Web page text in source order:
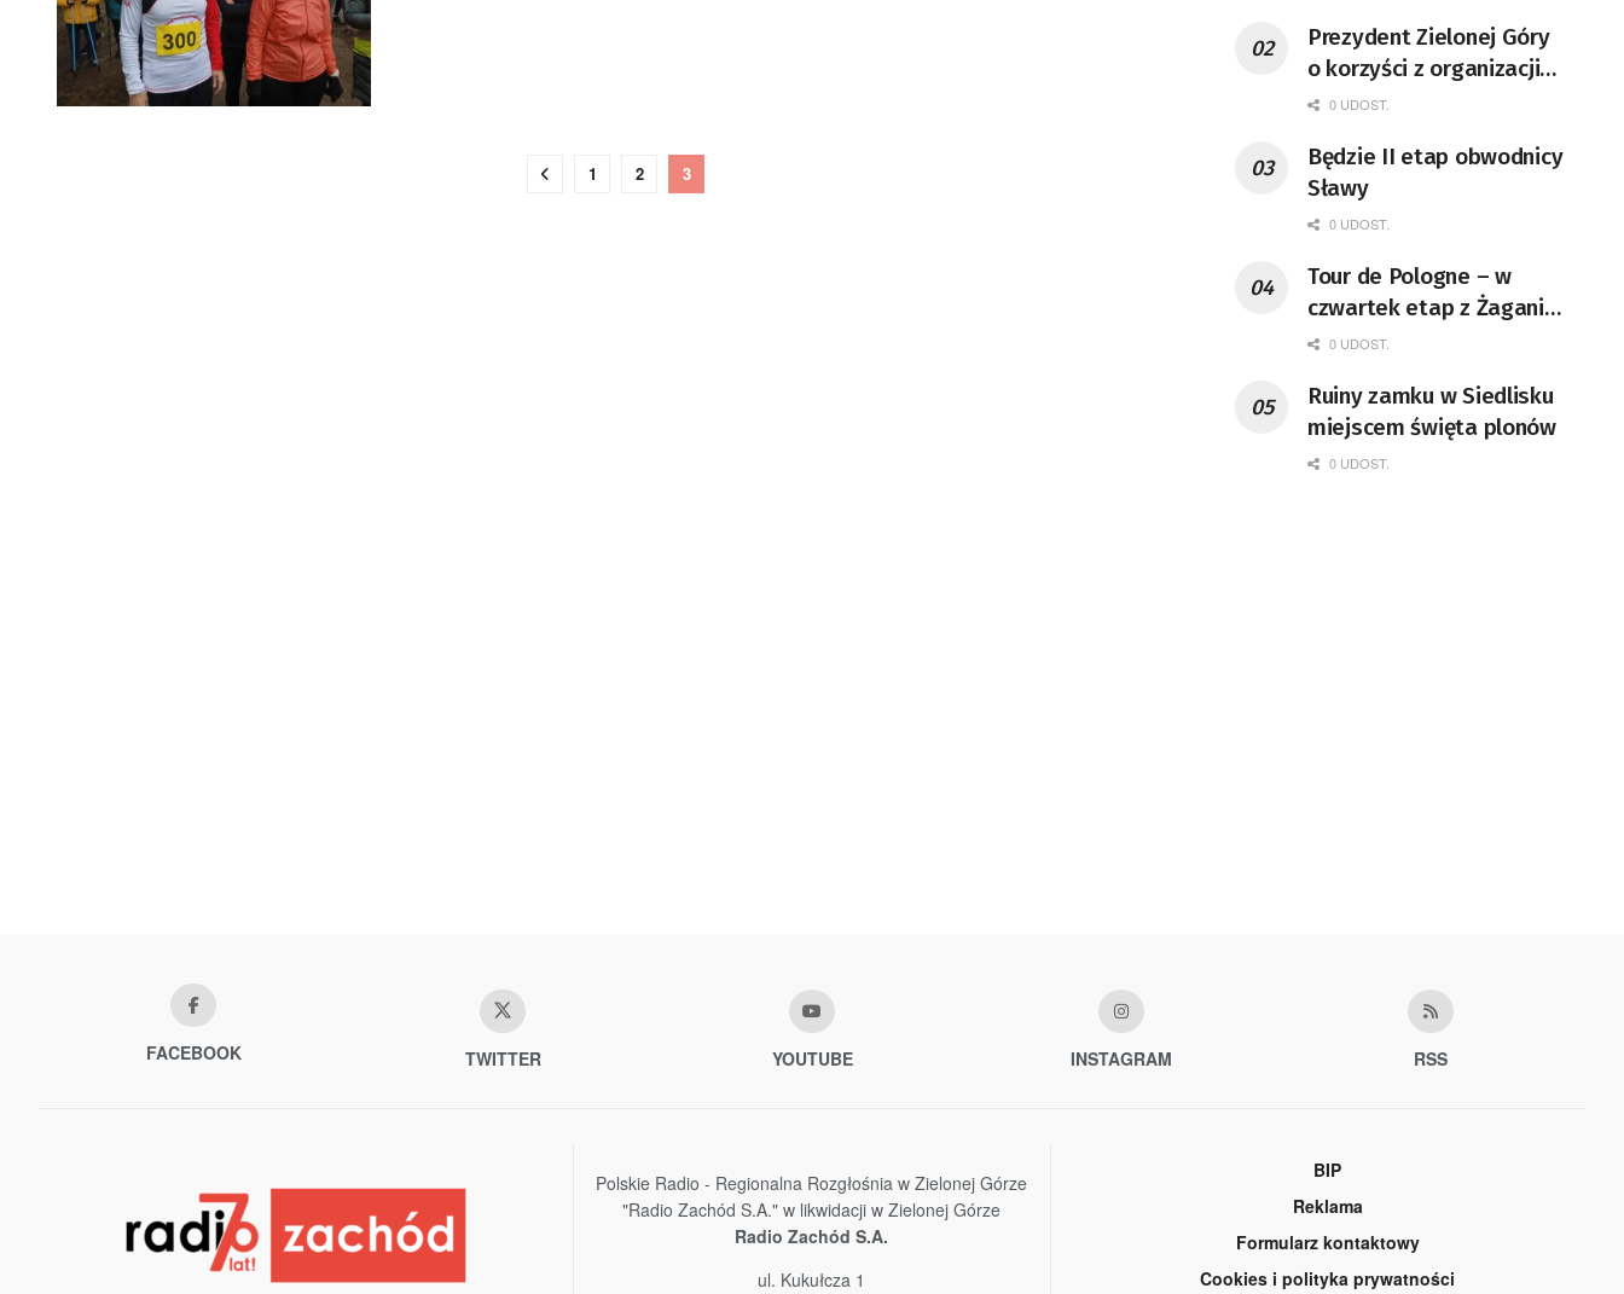
1 2 3
Prezydent Zielonej Góry
o korzyści z organizacji
mety Tour de Pologne
0 UDOST.
Będzie II etap obwodnicy
Sławy
0 UDOST.
Tour de Pologne – w
czwartek etap z Żagania
do Karpacza
0 UDOST.
Ruiny zamku w Siedlisku
miejscem święta plonów
0 UDOST.
FACEBOOK TWITTER YOUTUBE INSTAGRAM RSS
Polskie Radio - Regionalna Rozgłośnia w Zielonej Górze
"Radio Zachód S.A." w likwidacji w Zielonej Górze
Radio Zachód S.A.
ul. Kukułcza 1
BIP
Reklama
Formularz kontaktowy
Cookies i polityka prywatności